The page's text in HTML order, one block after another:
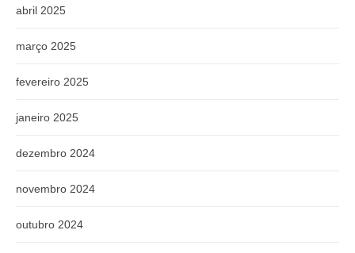
abril 2025
março 2025
fevereiro 2025
janeiro 2025
dezembro 2024
novembro 2024
outubro 2024